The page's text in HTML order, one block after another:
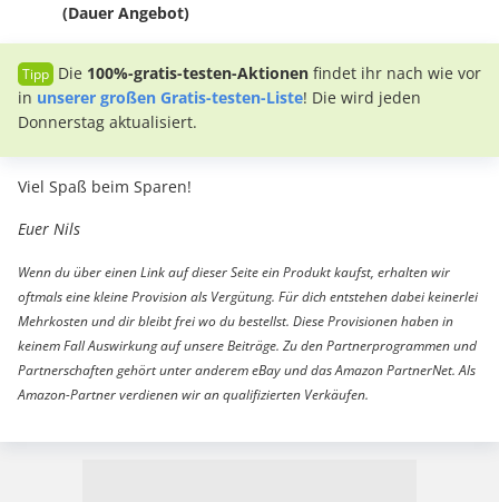
(Dauer Angebot)
Die 100%-gratis-testen-Aktionen findet ihr nach wie vor
in unserer großen Gratis-testen-Liste! Die wird jeden
Donnerstag aktualisiert.
Viel Spaß beim Sparen!
Euer Nils
Wenn du über einen Link auf dieser Seite ein Produkt kaufst, erhalten wir
oftmals eine kleine Provision als Vergütung. Für dich entstehen dabei keinerlei
Mehrkosten und dir bleibt frei wo du bestellst. Diese Provisionen haben in
keinem Fall Auswirkung auf unsere Beiträge. Zu den Partnerprogrammen und
Partnerschaften gehört unter anderem eBay und das Amazon PartnerNet. Als
Amazon-Partner verdienen wir an qualifizierten Verkäufen.